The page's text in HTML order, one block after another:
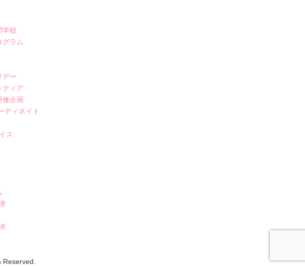
学校
グラム
デー
ティア
修企画
ディネイト
ス